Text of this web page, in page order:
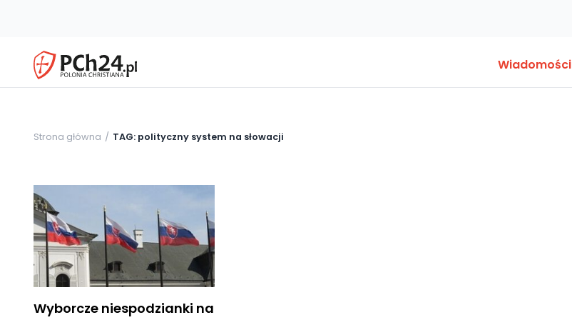
Wiadomości
Strona główna TAG: polityczny system na słowacji
Wyborcze niespodzianki na